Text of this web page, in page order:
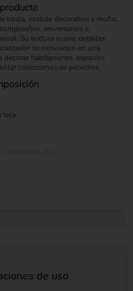
koala, vestido decorativo y moño,
aniversarios o
Su textura suave, detalles
lo convierten en una
decorar habitaciones, espacios
colecciones de peluches.
tela
de uso